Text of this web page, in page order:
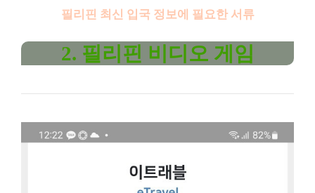
필리핀 최신 입국 정보에 필요한 서류
2. 필리핀 비디오 게임